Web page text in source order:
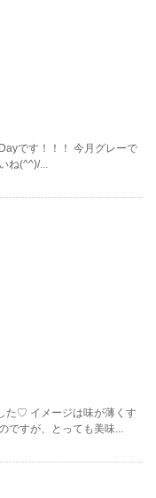
です！！！ 今月グレーで
ね(^^)/...
た♡ イメージは味が薄くす
ですが、とっても美味...